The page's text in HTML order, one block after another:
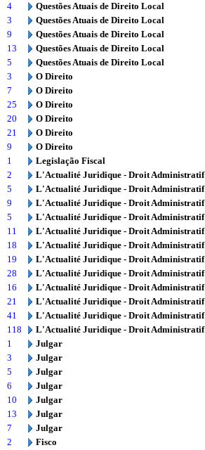
4
Questões Atuais de Direito Local
3
Questões Atuais de Direito Local
9
Questões Atuais de Direito Local
13
Questões Atuais de Direito Local
5
Questões Atuais de Direito Local
3
O Direito
7
O Direito
25
O Direito
20
O Direito
21
O Direito
9
O Direito
1
Legislação Fiscal
2
L'Actualité Juridique - Droit Administratif
5
L'Actualité Juridique - Droit Administratif
9
L'Actualité Juridique - Droit Administratif
5
L'Actualité Juridique - Droit Administratif
11
L'Actualité Juridique - Droit Administratif
18
L'Actualité Juridique - Droit Administratif
19
L'Actualité Juridique - Droit Administratif
28
L'Actualité Juridique - Droit Administratif
16
L'Actualité Juridique - Droit Administratif
21
L'Actualité Juridique - Droit Administratif
41
L'Actualité Juridique - Droit Administratif
118
L'Actualité Juridique - Droit Administratif
1
Julgar
3
Julgar
5
Julgar
6
Julgar
10
Julgar
13
Julgar
7
Julgar
2
Fisco